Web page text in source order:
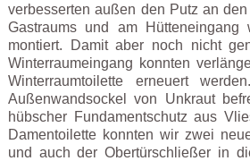
verbesserten außen den Putz an
Gastraums und am Hütteneingang
montiert. Damit aber noch nicht
Winterraumeingang konnten
Winterraumtoilette erneuert
Außenwandsockel von Unkraut
hübscher Fundamentschutz aus
Damentoilette konnten wir zwei
und auch der Obertürschließer in